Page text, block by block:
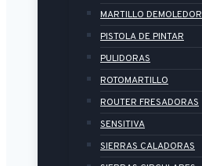
MARTILLO DEMOLEDOR
PISTOLA DE PINTAR
PULIDORAS
ROTOMARTILLO
ROUTER FRESADORAS
SENSITIVA
SIERRAS CALADORAS